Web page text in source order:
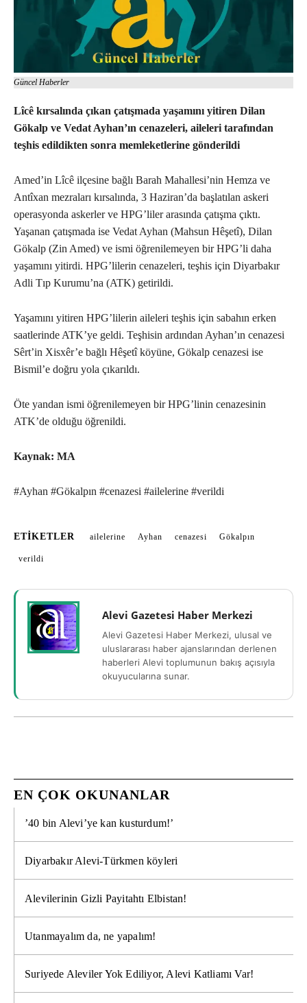
Güncel Haberler
Lîcê kırsalında çıkan çatışmada yaşamını yitiren Dilan
Gökalp ve Vedat Ayhan’ın cenazeleri, aileleri tarafından
teşhis edildikten sonra memleketlerine gönderildi
Amed’in Lîcê ilçesine bağlı Barah Mahallesi’nin Hemza ve
Antîxan mezraları kırsalında, 3 Haziran’da başlatılan askeri
operasyonda askerler ve HPG’liler arasında çatışma çıktı.
Yaşanan çatışmada ise Vedat Ayhan (Mahsun Hêşetî), Dilan
Gökalp (Zin Amed) ve ismi öğrenilemeyen bir HPG’li daha
yaşamını yitirdi. HPG’lilerin cenazeleri, teşhis için Diyarbakır
Adli Tıp Kurumu’na (ATK) getirildi.
Yaşamını yitiren HPG’lilerin aileleri teşhis için sabahın erken
saatlerinde ATK’ye geldi. Teşhisin ardından Ayhan’ın cenazesi
Sêrt’in Xisxêr’e bağlı Hêşetî köyüne, Gökalp cenazesi ise
Bismil’e doğru yola çıkarıldı.
Öte yandan ismi öğrenilemeyen bir HPG’linin cenazesinin
ATK’de olduğu öğrenildi.
Kaynak: MA
#Ayhan #Gökalpın #cenazesi #ailelerine #verildi
ETIKETLER ailelerine Ayhan cenazesi Gökalpın
verildi
Alevi Gazetesi Haber Merkezi
Alevi Gazetesi Haber Merkezi, ulusal ve
uluslararası haber ajanslarından derlenen
haberleri Alevi toplumunun bakış açısıyla
okuyucularına sunar.
EN ÇOK OKUNANLAR
’40 bin Alevi’ye kan kusturdum!’
Diyarbakır Alevi-Türkmen köyleri
Alevilerinin Gizli Payitahtı Elbistan!
Utanmayalım da, ne yapalım!
Suriyede Aleviler Yok Ediliyor, Alevi Katliamı Var!